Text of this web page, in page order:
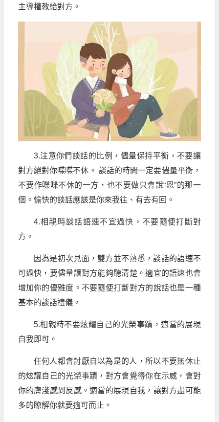
主導權教給對方。
3.注意你們談話的比例，儘量保持平衡，不要讓
對方絕對你喋喋不休。 談話的時間一定要儘量平衡，
不要作喋喋不休的一方，也不要做只會說“恩”的那一
個。愉快的談話應該是你來我往、有去有回。
4.相親時談話語速不宜過快，不要隨便打斷對
方。
因為是初次見面，雙方並不熟悉，談話的語速不
可過快，要儘量讓對方能夠聽清楚。適宜的語速也會
增加你的優雅度。不要隨便打斷對方的說話也是一種
基本的談話禮儀。
5.相親時不要炫耀自己的光榮事蹟，適當的展現
自我即可。
任何人都會討厭自以為是的人，所以不要無休止
的炫耀自己的光榮事蹟，對方會覺得你在示威，會對
你的膚淺感到反感。適當的展現自我，讓對方盡可能
多的瞭解你就要適可而止。